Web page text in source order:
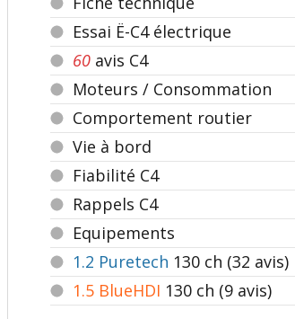
Essai Ë-C4 électrique
60 avis C4
Moteurs / Consommation
Comportement routier
Vie à bord
Fiabilité C4
Rappels C4
Equipements
1.2 Puretech 130 ch (32 avis)
1.5 BlueHDI 130 ch (9 avis)